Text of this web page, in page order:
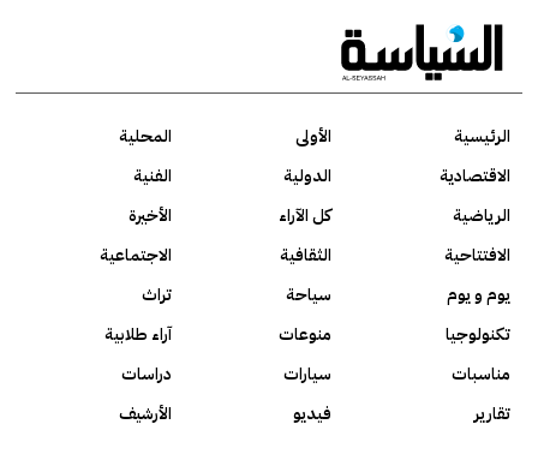
الرئيسية الأولى
المحلية
الاقتصادية
الدولية
الفنية
الرياضية
كل الآراء
الأخيرة
الافتتاحية
الثقافية
الاجتماعية
يوم و يوم
سياحة
تراث
تكنولوجيا
منوعات
آراء طلابية
مناسبات
سيارات
دراسات
تقارير
فيديو الأرشيف